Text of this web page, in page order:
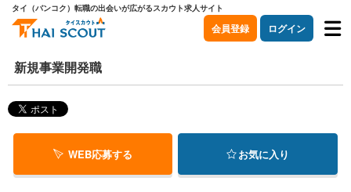
タイ（バンコク）転職の出会いが広がるスカウト求人サイト
会員登録 ログイン
新規事業開発職
WEB応募する お気に入り